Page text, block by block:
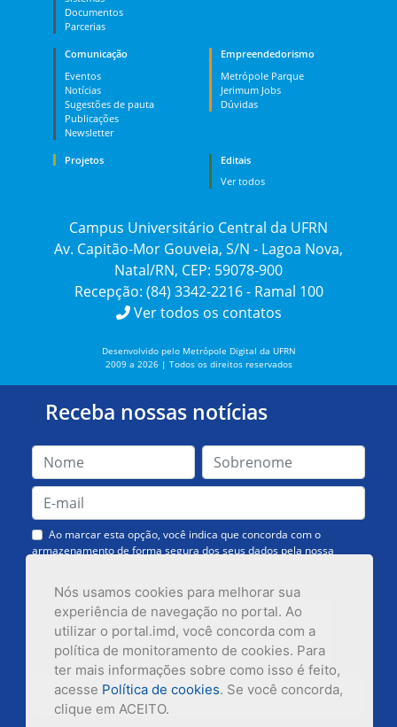
Nós usamos cookies para melhorar sua
experiência de navegação no portal. Ao
utilizar o portal.imd, você concorda com a
política de monitoramento de cookies. Para
ter mais informações sobre como isso é feito,
acesse Política de cookies. Se você concorda,
clique em ACEITO.
Documentos
Parcerias
Comunicação
Eventos
Notícias
Sugestões de pauta
Publicações
Newsletter
Empreendedorismo
Metrópole Parque
Jerimum Jobs
Dúvidas
Projetos
Editais
Ver todos
Campus Universitário Central da UFRN
Av. Capitão-Mor Gouveia, S/N - Lagoa Nova,
Natal/RN, CEP: 59078-900
Recepção: (84) 3342-2216 - Ramal 100
Ver todos os contatos
Desenvolvido pelo Metrópole Digital da UFRN
2009 a 2026 | Todos os direitos reservados
Receba nossas notícias
Ao marcar esta opção, você indica que concorda com o
armazenamento de forma segura dos seus dados pela nossa
Inscrever-se